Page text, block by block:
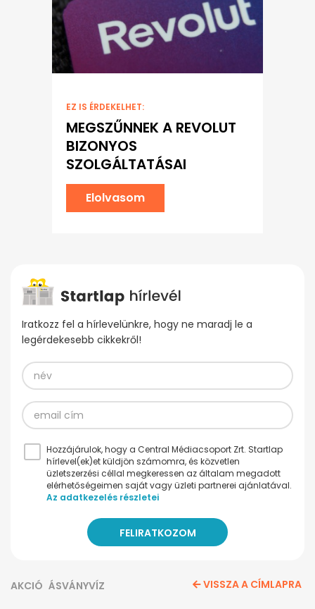
EZ IS ÉRDEKELHET:
MEGSZŰNNEK A REVOLUT
BIZONYOS
SZOLGÁLTATÁSAI
Elolvasom
Iratkozz fel a hírlevelünkre, hogy ne maradj le a
legérdekesebb cikkekről!
Hozzájárulok, hogy a Central Médiacsoport Zrt. Startlap
hírlevel(ek)et küldjön számomra, és közvetlen
üzletszerzési céllal megkeressen az általam megadott
elérhetőségeimen saját vagy üzleti partnerei ajánlatával.
Az adatkezelés részletei
AKCIÓ ÁSVÁNYVÍZ VISSZA A CÍMLAPRA